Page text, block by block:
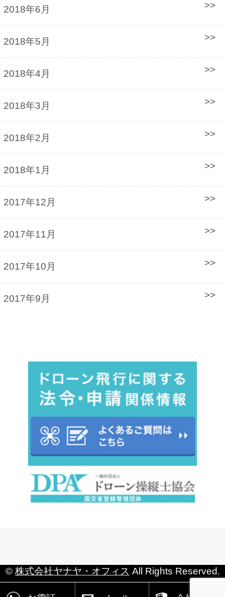
2018年6月
2018年5月
2018年4月
2018年3月
2018年2月
2018年1月
2017年12月
2017年11月
2017年10月
2017年9月
© 株式会社ヤナヤ・オフィス All Rights Reserved.